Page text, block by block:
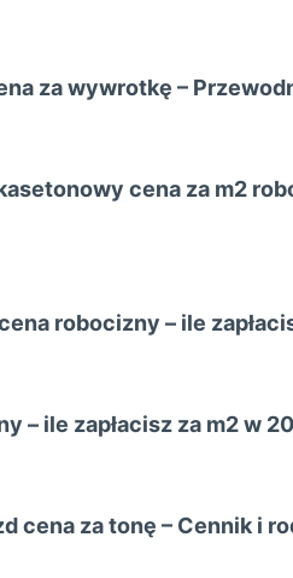
za wywrotkę –
cena za m2
robocizny – ile
– ile zapłacisz za m2 w
cena za tonę – Cennik i